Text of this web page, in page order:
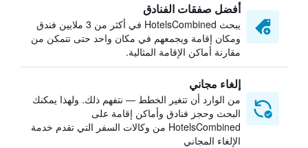
أفضل صفقات الفنادق
يبحث HotelsCombined في أكثر من 3 ملايين فندق
ومكان إقامة ويجمعهم في مكان واحد حتى تتمكن من
مقارنة أماكن الإقامة المثالية.
إلغاء مجاني
من الوارد أن تتغير الخطط — نتفهم ذلك. ولهذا يمكنك
البحث وحجز فنادق وأماكن إقامة على
HotelsCombined من وكالات السفر التي تقدم خدمة
الإلغاء المجاني